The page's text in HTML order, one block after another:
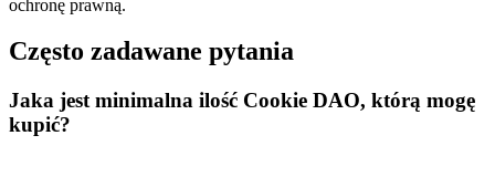
ochronę prawną.
Często zadawane pytania
Jaka jest minimalna ilość Cookie DAO, którą mogę
kupić?